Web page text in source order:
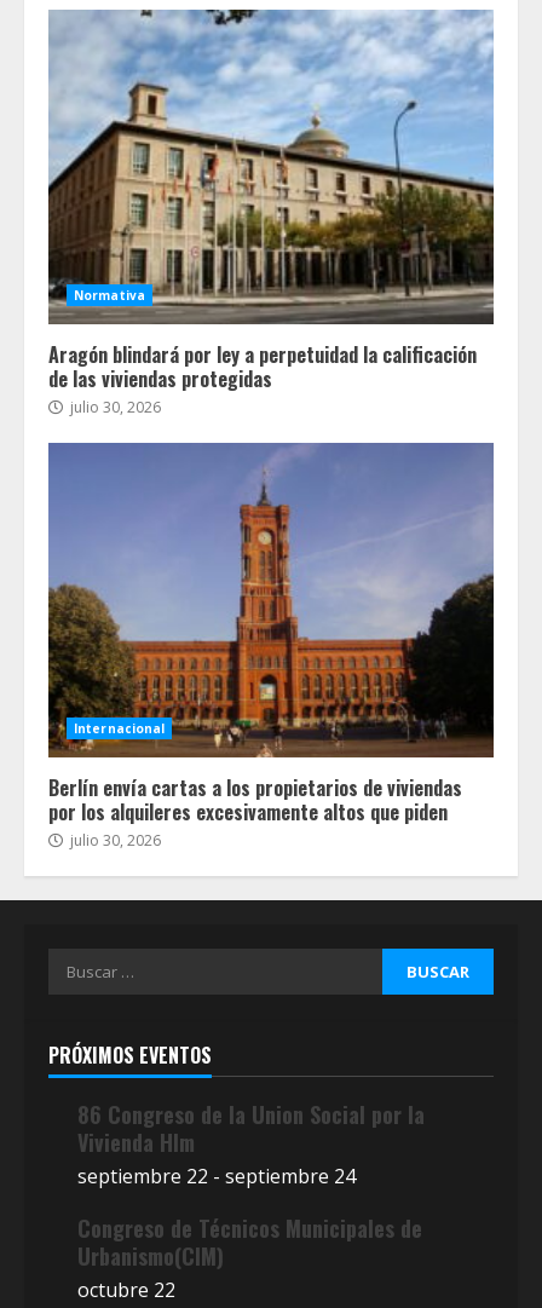
Normativa
Aragón blindará por ley a perpetuidad la calificación
de las viviendas protegidas
julio 30, 2026
Internacional
Berlín envía cartas a los propietarios de viviendas
por los alquileres excesivamente altos que piden
julio 30, 2026
Buscar:
PRÓXIMOS EVENTOS
86 Congreso de la Union Social por la
Vivienda Hlm
septiembre 22 - septiembre 24
Congreso de Técnicos Municipales de
Urbanismo(CIM)
octubre 22